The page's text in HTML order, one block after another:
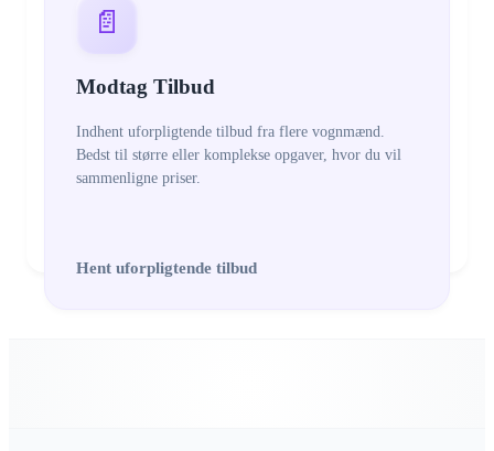
📄
Modtag Tilbud
Indhent uforpligtende tilbud fra flere vognmænd.
Bedst til større eller komplekse opgaver, hvor du vil
sammenligne priser.
Hent uforpligtende tilbud